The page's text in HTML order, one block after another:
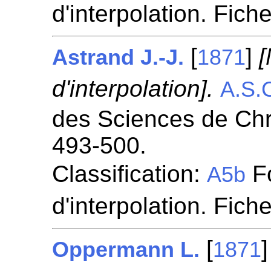
d'interpolation.
Astrand J.-J. [1871]
d'interpolation].
des Sciences de
493-500.
Classification:A5b
d'interpolation.
Oppermann L. [1871